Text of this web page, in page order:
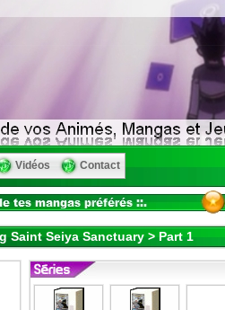
Vidéos Contact
Saint Seiya Sanctuary > Part 1